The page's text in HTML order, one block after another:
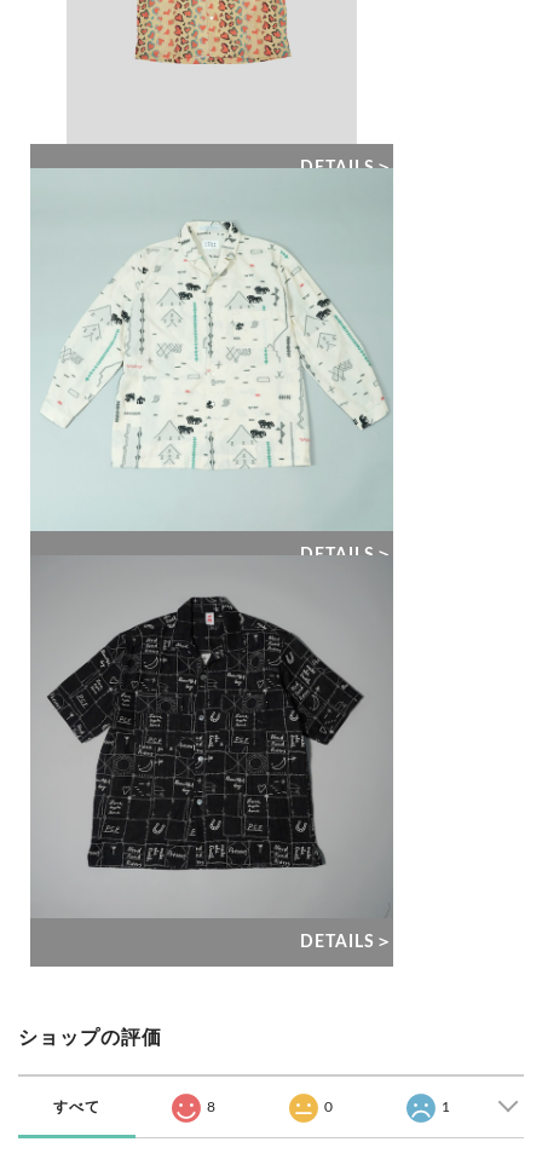
DETAILS＞
DETAILS＞
DETAILS＞
ショップの評価
すべて 8 0 1